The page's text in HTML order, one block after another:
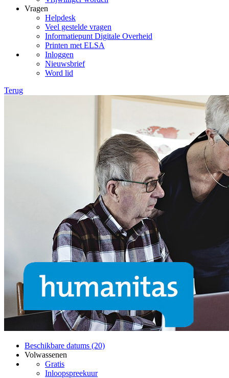
Vragen
Helpdesk
Veel gestelde vragen
Informatiepunt Digitale Overheid
Printen met ELSA
Inloggen
Nieuwsbrief
Word lid
Terug
Beschikbare datums (20)
Volwassenen
Gratis
Inloopspreekuur